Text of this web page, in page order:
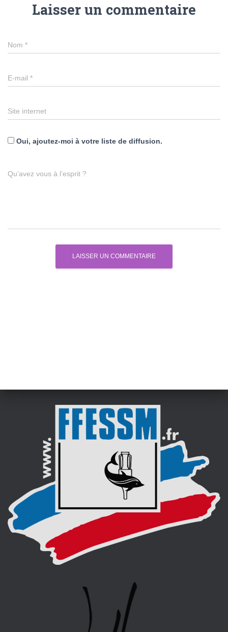
Laisser un commentaire
Nom *
E-mail *
Site internet
Oui, ajoutez-moi à votre liste de diffusion.
Qu’avez vous à l’esprit ?